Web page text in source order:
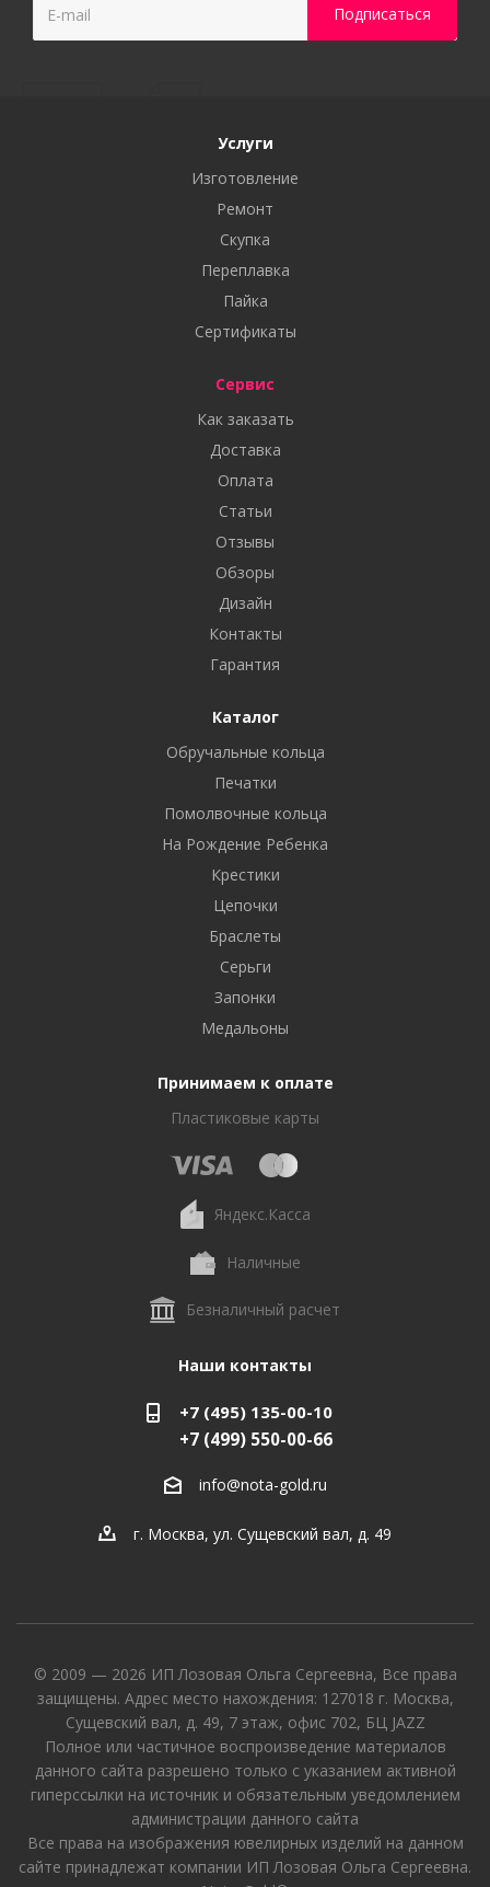
Услуги
Изготовление
Ремонт
Скупка
Переплавка
Пайка
Сертификаты
Сервис
Как заказать
Доставка
Оплата
Статьи
Отзывы
Обзоры
Дизайн
Контакты
Гарантия
Каталог
Обручальные кольца
Печатки
Помолвочные кольца
На Рождение Ребенка
Крестики
Цепочки
Браслеты
Серьги
Запонки
Медальоны
Принимаем к оплате
Пластиковые карты
Яндекс.Касса
Наличные
Безналичный расчет
Наши контакты
+7 (495) 135-00-10
+7 (499) 550-00-66
info@nota-gold.ru
г. Москва, ул. Сущевский вал, д. 49
© 2009 — 2026 ИП Лозовая Ольга Сергеевна, Все права
защищены. Адрес место нахождения: 127018 г. Москва,
Сущевский вал, д. 49, 7 этаж, офис 702, БЦ JAZZ
Полное или частичное воспроизведение материалов
данного сайта разрешено только с указанием активной
гиперссылки на источник и обязательным уведомлением
администрации данного сайта
Все права на изображения ювелирных изделий на данном
сайте принадлежат компании ИП Лозовая Ольга Сергеевна.